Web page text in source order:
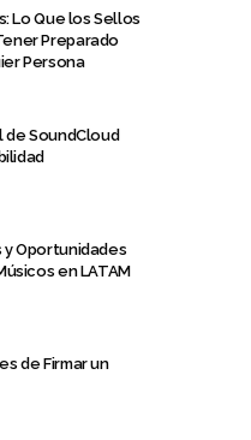
Lo Que los Sellos
Preparado
Persona
de SoundCloud
y Oportunidades
en LATAM
de Firmar un